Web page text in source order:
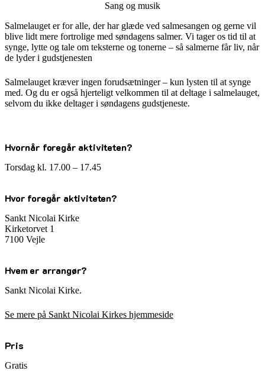
Sang og musik
Salmelauget er for alle, der har glæde ved salmesangen og gerne vil
blive lidt mere fortrolige med søndagens salmer. Vi tager os tid til at
synge, lytte og tale om teksterne og tonerne – så salmerne får liv, når
de lyder i gudstjenesten
Salmelauget kræver ingen forudsætninger – kun lysten til at synge
med. Og du er også hjerteligt velkommen til at deltage i salmelauget,
selvom du ikke deltager i søndagens gudstjeneste.
Hvornår foregår aktiviteten?
Torsdag kl. 17.00 – 17.45
Hvor foregår aktiviteten?
Sankt Nicolai Kirke
Kirketorvet 1
7100 Vejle
Hvem er arrangør?
Sankt Nicolai Kirke.
Se mere på Sankt Nicolai Kirkes hjemmeside
Pris
Gratis